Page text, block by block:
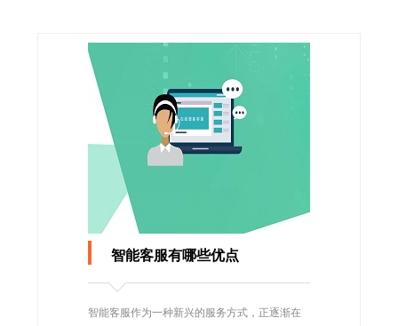
智能客服有哪些优点
智能客服作为一种新兴的服务方式，正逐渐在